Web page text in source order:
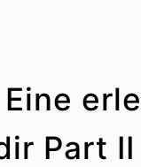
Part II